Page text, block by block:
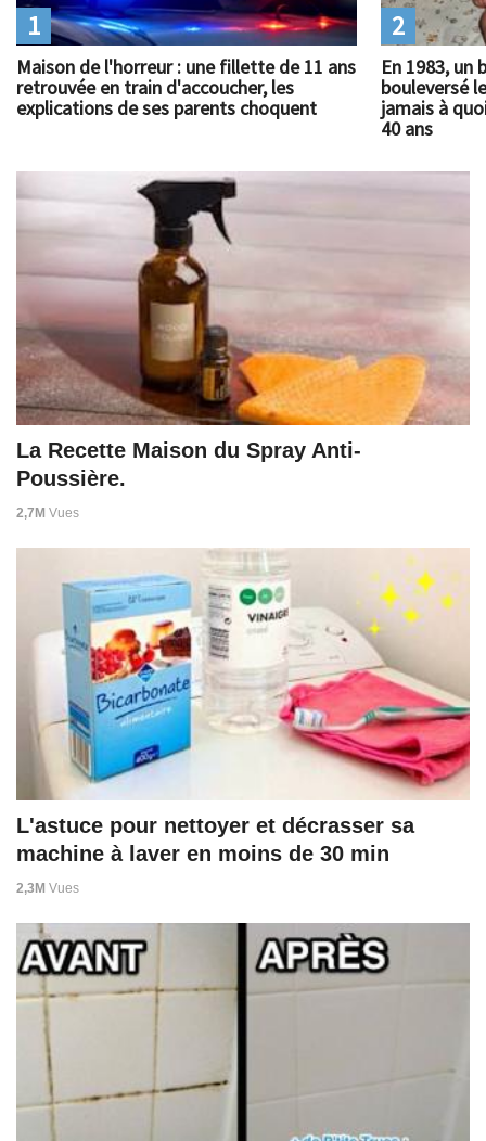
Maison de l'horreur : une fillette de 11 ans
retrouvée en train d'accoucher, les
explications de ses parents choquent
1
En 1983, un
bouleversé
jamais à
40 ans
2
La Recette Maison du Spray Anti-
Poussière.
2,7M Vues
L'astuce pour nettoyer et décrasser sa
machine à laver en moins de 30 min
2,3M Vues